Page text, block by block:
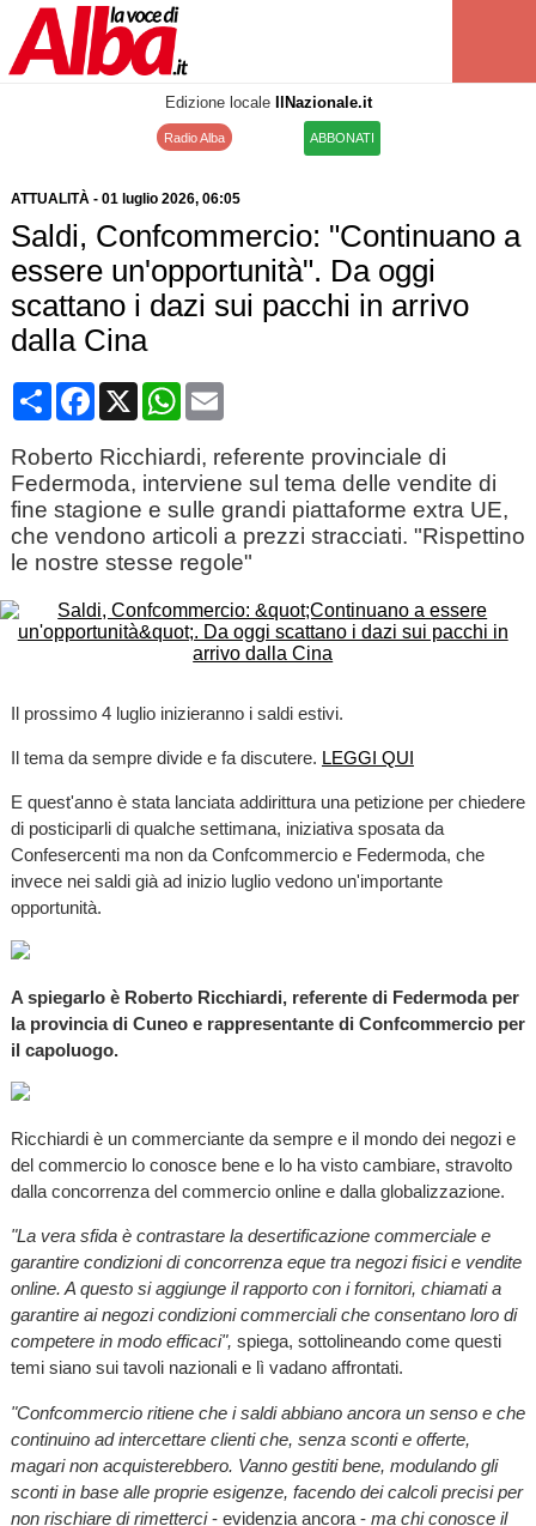
Edizione locale IlNazionale.it
Radio Alba ABBONATI
ATTUALITÀ- 01 luglio 2026, 06:05
Saldi, Confcommercio: "Continuano a
essere un'opportunità". Da oggi
scattano i dazi sui pacchi in arrivo
dalla Cina
CondividiFacebook
X WhatsApp
Email
Roberto Ricchiardi, referente provinciale di
Federmoda, interviene sul tema delle vendite di
fine stagione e sulle grandi piattaforme extra UE,
che vendono articoli a prezzi stracciati. "Rispettino
le nostre stesse regole"
Il prossimo 4 luglio inizieranno i saldi estivi.
Il tema da sempre divide e fa discutere. LEGGI QUI
E quest'anno è stata lanciata addirittura una petizione per chiedere
di posticiparli di qualche settimana, iniziativa sposata da
Confesercenti ma non da Confcommercio e Federmoda, che
invece nei saldi già ad inizio luglio vedono un'importante
opportunità.
A spiegarlo è Roberto Ricchiardi, referente di Federmoda per
la provincia di Cuneo e rappresentante di Confcommercio per
il capoluogo.
Ricchiardi è un commerciante da sempre e il mondo dei negozi e
del commercio lo conosce bene e lo ha visto cambiare, stravolto
dalla concorrenza del commercio online e dalla globalizzazione.
"La vera sfida è contrastare la desertificazione commerciale e
garantire condizioni di concorrenza eque tra negozi fisici e vendite
online. A questo si aggiunge il rapporto con i fornitori, chiamati a
garantire ai negozi condizioni commerciali che consentano loro di
competere in modo efficaci", spiega, sottolineando come questi
temi siano sui tavoli nazionali e lì vadano affrontati.
"Confcommercio ritiene che i saldi abbiano ancora un senso e che
continuino ad intercettare clienti che, senza sconti e offerte,
magari non acquisterebbero. Vanno gestiti bene, modulando gli
sconti in base alle proprie esigenze, facendo dei calcoli precisi per
non rischiare di rimetterci- evidenzia ancora -ma chi conosce il